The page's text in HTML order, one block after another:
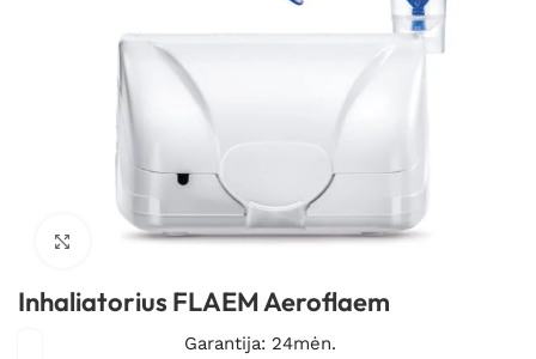
Spustelėkite, kad padidintumėte
Inhaliatorius FLAEM Aeroflaem
Garantija: 24mėn.